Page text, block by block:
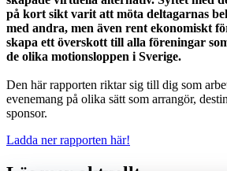
på kort sikt varit att möta deltagarnas
med andra, men även rent ekonomiskt
skapa ett överskott till alla föreningar
de olika motionsloppen i Sverige.
Den här rapporten riktar sig till dig som
evenemang på olika sätt som arrangör,
sponsor.
Ladda ner rapporten här!